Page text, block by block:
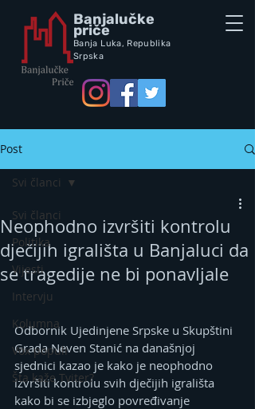
Banjalučke
priče
Banja Luka, Republika
Srpska
Post
Svi članci
Politika
Vijesti
Intervju
Kolumna
Vox populi
Šta kaže Tviter?
Svi članci
Neophodno izvršiti kontrolu
dječijih igrališta u Banjaluci da
se tragedije ne bi ponavljale
Odbornik Ujedinjene Srpske u Skupštini
Grada Neven Stanić na današnjoj
sjednici kazao je kako je neophodno
izvršiti kontrolu svih dječijih igrališta
kako bi se izbjeglo povređivanje